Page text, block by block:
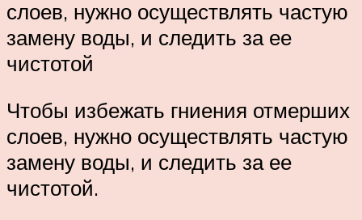
слоев, нужно осуществлять частую
замену воды, и следить за ее
чистотой
Чтобы избежать гниения отмерших
слоев, нужно осуществлять частую
замену воды, и следить за ее
чистотой.